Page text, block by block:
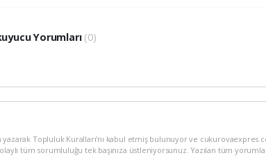
Yorumları (0)
Topluluk Kuralları’nı kabul etmiş bulunuyor ve
tüm sorumluluğu tek başınıza üstleniyorsunuz. Yazılan tüm